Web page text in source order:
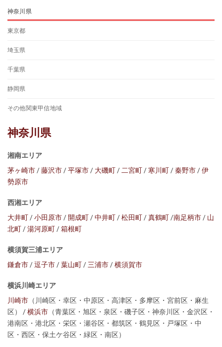
神奈川県
東京都
埼玉県
千葉県
静岡県
その他関東甲信地域
神奈川県
湘南エリア
茅ヶ崎市/藤沢市/平塚市/ 大磯町 /二宮町 /寒川町 /秦野市/伊
勢原市
西湘エリア
大井町/小田原市/ 開成町/中井町/松田町/真鶴町/南足柄市/ 山
北町/湯河原町/箱根町
横須賀三浦エリア
鎌倉市/逗子市/葉山町/三浦市/横須賀市
横浜川崎エリア
川崎市 （川崎区・幸区・中原区・高津区・多摩区・宮前区・麻生
区） /横浜市 （青葉区・旭区・泉区・磯子区・神奈川区・金沢区・
港南区・港北区・栄区・瀬谷区・都筑区・鶴見区・戸塚区・中
区・西区・保土ケ谷区・緑区・南区）